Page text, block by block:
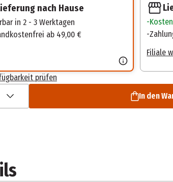
nach Hause
in 2 - 3 Werktagen
ab 49,00 €
Filiale
prüfen
In den